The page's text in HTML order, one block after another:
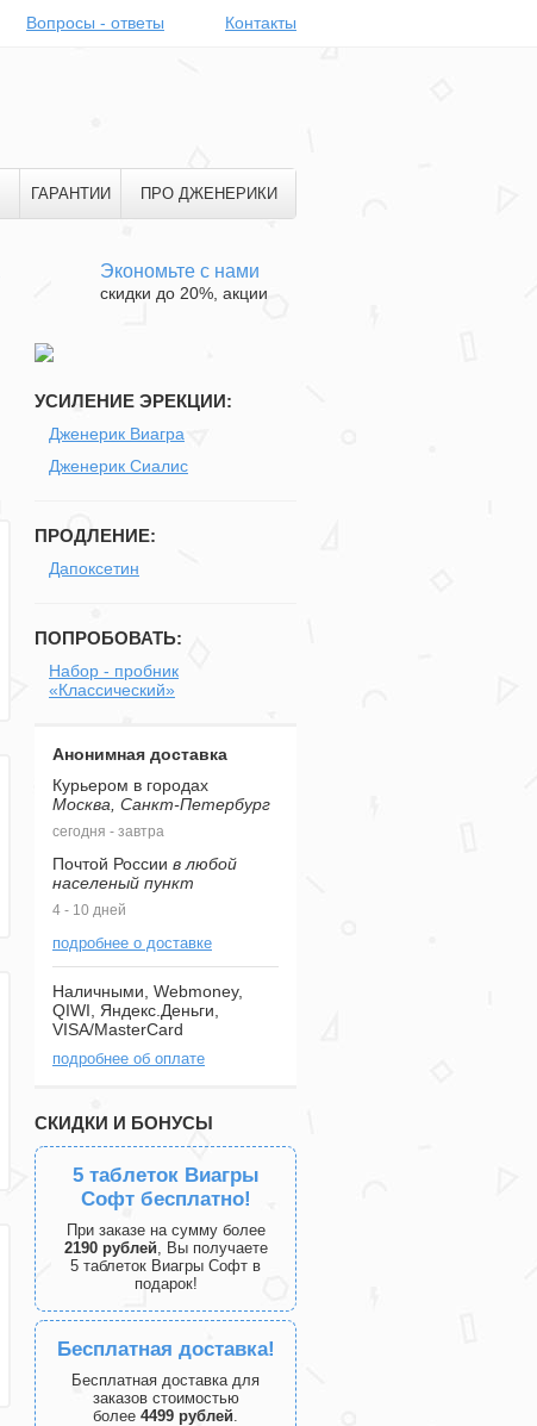
Вопросы - ответы Контакты
ГАРАНТИИ ПРО ДЖЕНЕРИКИ
Экономьте с нами
скидки до 20%, акции
УСИЛЕНИЕ ЭРЕКЦИИ:
Дженерик Виагра
Дженерик Сиалис
ПРОДЛЕНИЕ:
Дапоксетин
ПОПРОБОВАТЬ:
Набор - пробник
«Классический»
Анонимная доставка
Курьером в городах
Москва, Санкт-Петербург
сегодня - завтра
Почтой России в любой
населеный пункт
4 - 10 дней
подробнее о доставке
Наличными, Webmoney,
QIWI, Яндекс.Деньги,
VISA/MasterCard
подробнее об оплате
СКИДКИ И БОНУСЫ
5 таблеток Виагры
Софт бесплатно!
При заказе на сумму более
2190 рублей, Вы получаете
5 таблеток Виагры Софт в
подарок!
Бесплатная доставка!
Бесплатная доставка для
заказов стоимостью
более 4499 рублей.